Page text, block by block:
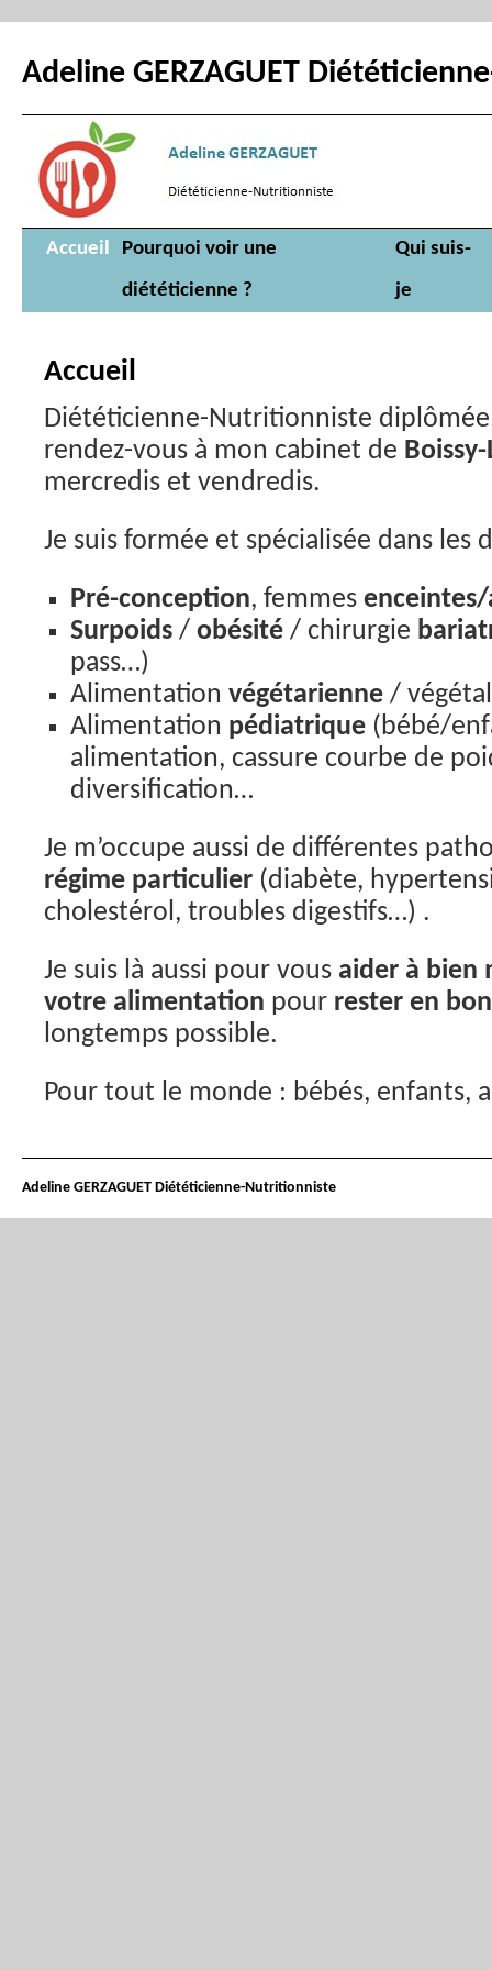
Adeline GERZAGUET
Aller
Accueil
Pourquoi voir une
diététicienne ?
Qui suis-
je
Accueil
Diététicienne-Nutritionniste
rendez-vous à mon cabinet de
mercredis et vendredis.
Je suis formée et spécialisée dans les
Pré-conception, femmes
Surpoids / obésité / chirurgie
pass…)
Alimentation végétarienne /
Alimentation pédiatrique (bébé/
alimentation, cassure courbe de
diversification…
Je m’occupe aussi de différentes
régime particulier (diabète,
cholestérol, troubles digestifs…) .
Je suis là aussi pour vous aider à bien
votre alimentation pour rester en
longtemps possible.
Pour tout le monde : bébés, enfants,
Adeline GERZAGUET Diététicienne-Nutritionniste